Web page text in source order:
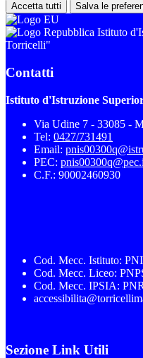
Accetta tutti Salva le
Istituto
Torricelli"
Contatti
Istituto d'Istruzione
Via Udine 7 - 33085 -
Tel: 0427/731491
Email:
PEC:
C.F.: 90002460930
Cod. Mecc. Istituto:
Cod. Mecc. Liceo:
Cod. Mecc. IPSIA:
Sezione Link Utili